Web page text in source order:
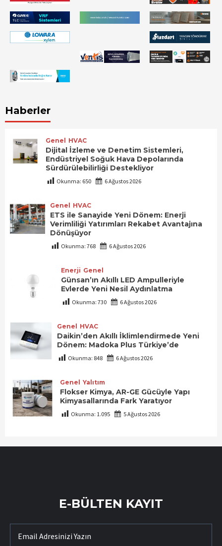
Haberler
Genel HVAC
Dijital İzleme ve Denetim Sistemleri,
Endüstriyel Soğuk Hava Depolarında
Sürdürülebilirliği Destekliyor
Okunma: 650 6 Ağustos 2026
Genel HVAC
ETS ile Sanayide Yeni Dönem: Enerji
Verimliliği Yatırımları Rekabet Avantajına
Dönüşüyor
Okunma: 768 6 Ağustos 2026
Enerji Genel
Günsan’ın Akıllı LED Ampulleriyle
Evlerde Yeni Nesil Aydınlatma
Okunma: 730 6 Ağustos 2026
Genel HVAC
Daikin’den Akıllı İklimlendirmede Yeni
Dönem: Madoka Plus Türkiye’de
Okunma: 848 6 Ağustos 2026
Genel Yalıtım
Flokser Kimya, AR-GE Gücüyle Yapı
Kimyasallarında Fark Yaratıyor
Okunma: 1.095 5 Ağustos 2026
E-BÜLTEN KAYIT